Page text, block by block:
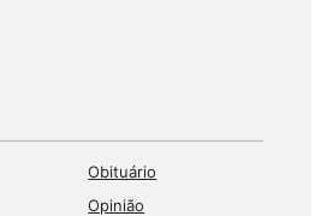
Obituário
Opinião